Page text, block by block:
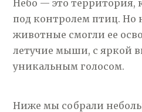
Небо — это территория,
под контролем птиц. Но
животные смогли ее
летучие мыши, с яркой
уникальным голосом.
Ниже мы собрали